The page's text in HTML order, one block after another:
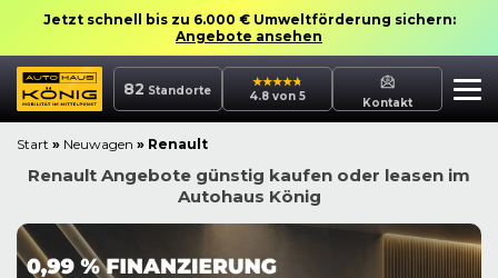
Jetzt schnell bis zu 6.000 € Umweltförderung sichern:
Angebote ansehen
82 Standorte 4.8 von 5 Kontakt
Start » Neuwagen » Renault
Renault Angebote günstig kaufen oder leasen im
Autohaus König